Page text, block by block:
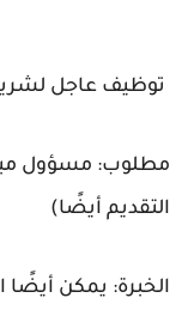
توظيف عاجل
مطلوب: مسؤول
التقديم أيضًا)
الخبرة: يمكن أيضًا